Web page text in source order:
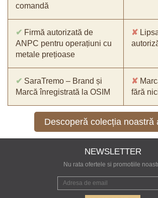
comandă
✔ Firmă autorizată de
ANPC pentru operațiuni cu
metale prețioase
✘
✔ SaraTremo – Brand și
Marcă înregistrată la OSIM
✘
fără
Descoperă colecția noastră
NEWSLETTER
Nu rata ofertele si promotiile